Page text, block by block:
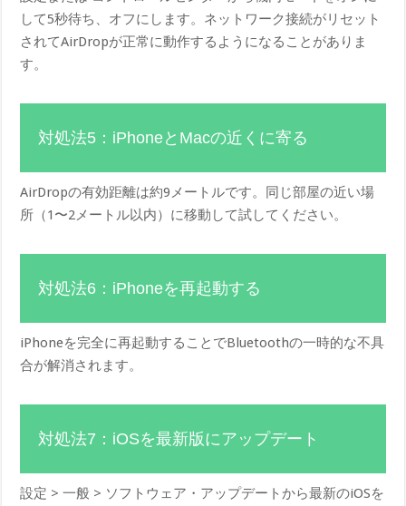
して5秒待ち、オフにします。ネットワーク接続がリセット
されてAirDropが正常に動作するようになることがありま
す。
対処法5：iPhoneとMacの近くに寄る
AirDropの有効距離は約9メートルです。同じ部屋の近い場
所（1〜2メートル以内）に移動して試してください。
対処法6：iPhoneを再起動する
iPhoneを完全に再起動することでBluetoothの一時的な不具
合が解消されます。
対処法7：iOSを最新版にアップデート
設定 > 一般 > ソフトウェア・アップデートから最新のiOSを